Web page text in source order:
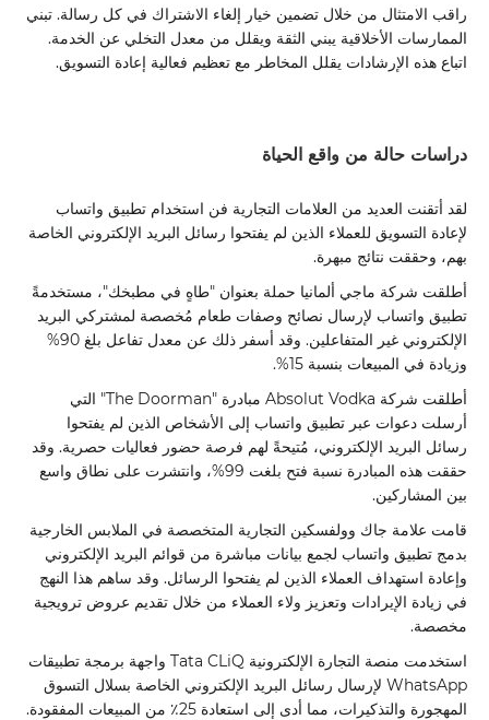
راقب الامتثال من خلال تضمين خيار إلغاء الاشتراك في كل رسالة. تبني
الممارسات الأخلاقية يبني الثقة ويقلل من معدل التخلي عن الخدمة.
اتباع هذه الإرشادات يقلل المخاطر مع تعظيم فعالية إعادة التسويق.
دراسات حالة من واقع الحياة
لقد أتقنت العديد من العلامات التجارية فن استخدام تطبيق واتساب
لإعادة التسويق للعملاء الذين لم يفتحوا رسائل البريد الإلكتروني الخاصة
بهم، وحققت نتائج مبهرة.
أطلقت شركة ماجي ألمانيا حملة بعنوان "طاهٍ في مطبخك"، مستخدمةً
تطبيق واتساب لإرسال نصائح وصفات طعام مُخصصة لمشتركي البريد
الإلكتروني غير المتفاعلين. وقد أسفر ذلك عن معدل تفاعل بلغ 90%
وزيادة في المبيعات بنسبة 15%.
أطلقت شركة Absolut Vodka مبادرة "The Doorman" التي
أرسلت دعوات عبر تطبيق واتساب إلى الأشخاص الذين لم يفتحوا
رسائل البريد الإلكتروني، مُتيحةً لهم فرصة حضور فعاليات حصرية. وقد
حققت هذه المبادرة نسبة فتح بلغت 99%، وانتشرت على نطاق واسع
بين المشاركين.
قامت علامة جاك وولفسكين التجارية المتخصصة في الملابس الخارجية
بدمج تطبيق واتساب لجمع بيانات مباشرة من قوائم البريد الإلكتروني
وإعادة استهداف العملاء الذين لم يفتحوا الرسائل. وقد ساهم هذا النهج
في زيادة الإيرادات وتعزيز ولاء العملاء من خلال تقديم عروض ترويجية
مخصصة.
استخدمت منصة التجارة الإلكترونية Tata CLiQ واجهة برمجة تطبيقات
WhatsApp لإرسال رسائل البريد الإلكتروني الخاصة بسلال التسوق
المهجورة والتذكيرات، مما أدى إلى استعادة 25٪ من المبيعات المفقودة.